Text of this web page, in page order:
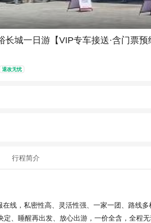
长城一日游【VIP专车接送·含门票
退改无忧
行程简介
在线，私密性高、灵活性强、一家一团、路线
定、睡醒再出发、放心出游，一价全含，全程